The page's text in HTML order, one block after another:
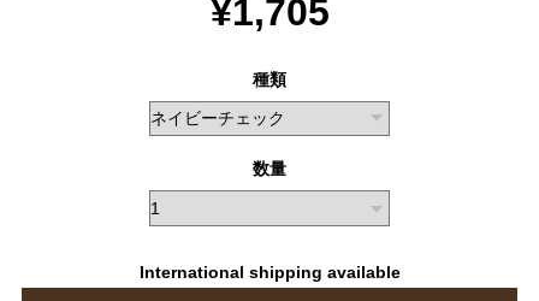
¥1,705
種類
数量
International shipping available